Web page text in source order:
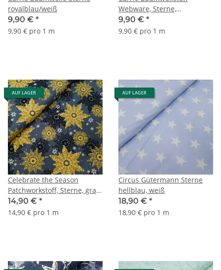
royalblau/weiß
9,90 € *
9,90 € pro 1 m
Webware, Sterne,
dunkelgrün, weiß
9,90 € *
9,90 € pro 1 m
AUF LAGER
Celebrate the Season
Patchworkstoff, Sterne, grau,
gelb, schwarz
14,90 € *
14,90 € pro 1 m
AUF LAGER
Circus Gütermann Sterne
hellblau, weiß
18,90 € *
18,90 € pro 1 m